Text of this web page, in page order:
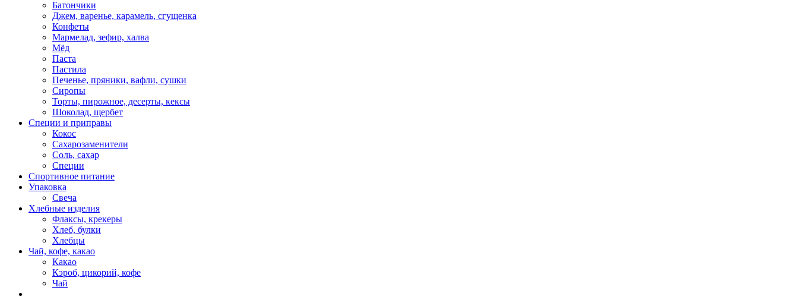
Батончики
Джем, варенье, карамель, сгущенка
Конфеты
Мармелад, зефир, халва
Мёд
Паста
Пастила
Печенье, пряники, вафли, сушки
Сиропы
Торты, пирожное, десерты, кексы
Шоколад, щербет
Специи и приправы
Кокос
Сахарозаменители
Соль, сахар
Специи
Спортивное питание
Упаковка
Свеча
Хлебные изделия
Флаксы, крекеры
Хлеб, булки
Хлебцы
Чай, кофе, какао
Какао
Кэроб, цикорий, кофе
Чай